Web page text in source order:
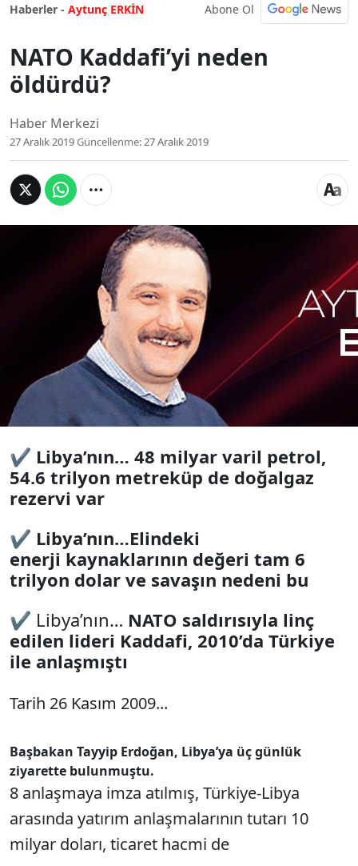
Haberler - Aytunç ERKİN Abone Ol
NATO Kaddafi’yi neden
öldürdü?
Haber Merkezi
27 Aralık 2019Güncellenme:27 Aralık 2019
NATO Kaddafi’yi
neden öldürdü?
✔ Libya’nın… 48 milyar varil petrol,
54.6 trilyon metreküp de doğalgaz
rezervi var
✔ Libya’nın…Elindeki
enerji kaynaklarının değeri tam 6
trilyon dolar ve savaşın nedeni bu
✔ Libya’nın… NATO saldırısıyla linç
edilen lideri Kaddafi, 2010’da Türkiye
ile anlaşmıştı
Tarih 26 Kasım 2009...
Başbakan Tayyip Erdoğan, Libya’ya üç günlük
ziyarette bulunmuştu.
8 anlaşmaya imza atılmış, Türkiye-Libya
arasında yatırım anlaşmalarının tutarı 10
milyar doları, ticaret hacmi de